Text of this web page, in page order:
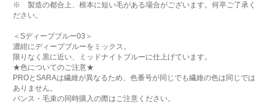
※ 製造の都合上、根本に短い毛がある場合がございます。何卒ご了承く
ださい。
＜Sディープブルー03＞
濃紺にディープブルーをミックス。
限りなく黒に近い、ミッドナイトブルーに仕上げています。
★色についてのご注意★
PROとSARAは繊維が異なるため、色番号が同じでも繊維の色は同じでは
ありません。
バンス・毛束の同時購入の際はご注意ください。